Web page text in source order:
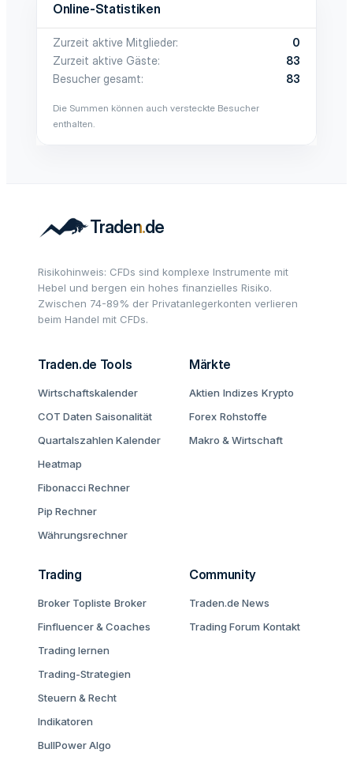
Online-Statistiken
Zurzeit aktive Mitglieder
0
Zurzeit aktive Gäste
83
Besucher gesamt
83
Die Summen können auch versteckte Besucher
enthalten.
Risikohinweis: CFDs sind komplexe Instrumente mit
Hebel und bergen ein hohes finanzielles Risiko.
Zwischen 74-89% der Privatanlegerkonten verlieren
beim Handel mit CFDs.
Traden.de Tools
Wirtschaftskalender
COT Daten Saisonalität
Quartalszahlen Kalender
Heatmap
Fibonacci Rechner
Pip Rechner
Währungsrechner
Märkte
Aktien Indizes Krypto
Forex Rohstoffe
Makro & Wirtschaft
Trading
Broker Topliste Broker
Finfluencer & Coaches
Trading lernen
Trading-Strategien
Steuern & Recht
Indikatoren
BullPower Algo
Community
Traden.de News
Trading Forum Kontakt